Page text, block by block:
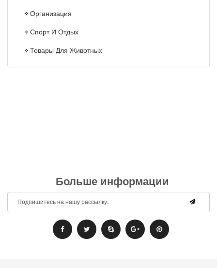
Организация
Спорт И Отдых
Товары Для Животных
Больше информации